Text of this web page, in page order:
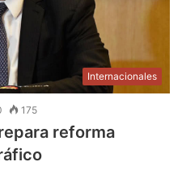
Internacionales
175
reforma